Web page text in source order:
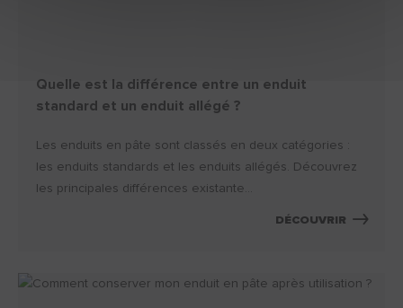
Quelle est la différence entre un enduit
standard et un enduit allégé ?
Les enduits en pâte sont classés en deux catégories :
les enduits standards et les enduits allégés. Découvrez
les principales différences existante...
DÉCOUVRIR